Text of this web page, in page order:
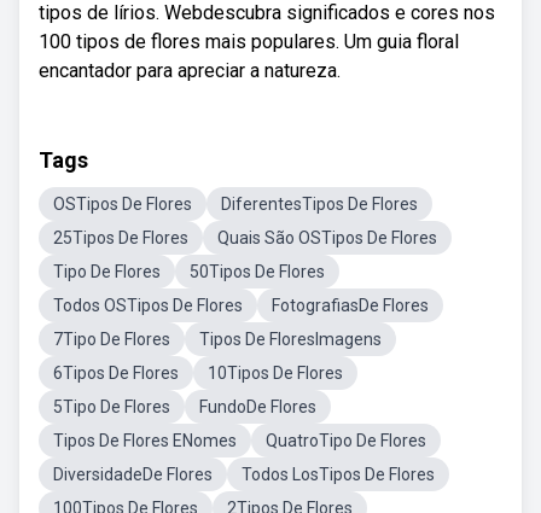
tipos de lírios. Webdescubra significados e cores nos
100 tipos de flores mais populares. Um guia floral
encantador para apreciar a natureza.
Tags
OSTipos De Flores
DiferentesTipos De Flores
25Tipos De Flores
Quais São OSTipos De Flores
Tipo De Flores
50Tipos De Flores
Todos OSTipos De Flores
FotografiasDe Flores
7Tipo De Flores
Tipos De FloresImagens
6Tipos De Flores
10Tipos De Flores
5Tipo De Flores
FundoDe Flores
Tipos De Flores ENomes
QuatroTipo De Flores
DiversidadeDe Flores
Todos LosTipos De Flores
100Tipos De Flores
2Tipos De Flores